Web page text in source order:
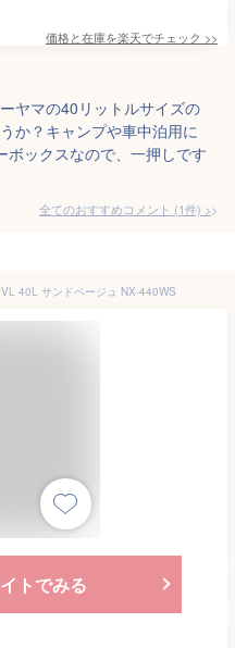
価格と在庫を楽天でチェック >>
ヤマの40リットルサイズの
か？キャンプや車中泊用に
ボックスなので、一押しです
全てのおすすめコメント (1件) >
40L サンドベージュ NX-440WS
トでみる